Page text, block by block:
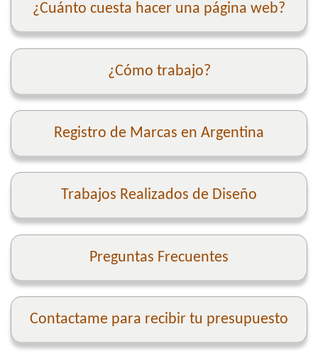
¿Cuánto cuesta hacer una página web?
¿Cómo trabajo?
Registro de Marcas en Argentina
Trabajos Realizados de Diseño
Preguntas Frecuentes
Contactame para recibir tu presupuesto